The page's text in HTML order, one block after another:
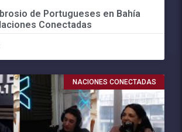
de Portugueses en Bahía
Conectadas
NACIONES CONECTADAS